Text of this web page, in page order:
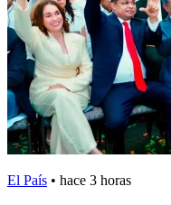
El País • hace 3 horas